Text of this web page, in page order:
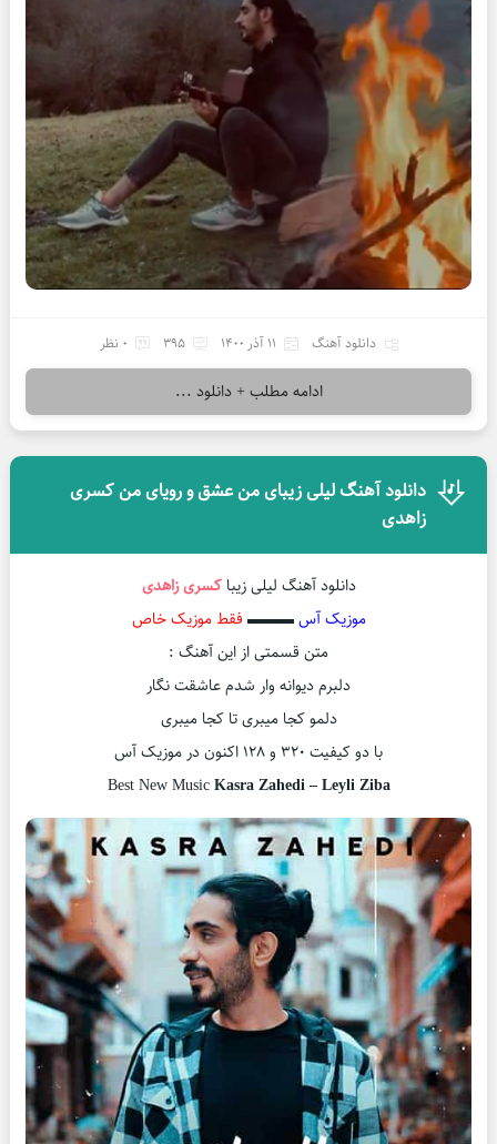
دانلود آهنگ 11 آذر 1400 395 0 نظر
ادامه مطلب + دانلود ...
دانلود آهنگ لیلی زیبای من عشق و رویای من کسری
زاهدی
دانلود آهنگ لیلی زیباکسری زاهدی
موزیک آس▬▬▬ فقط موزیک خاص
متن قسمتی از این آهنگ :
دلبرم دیوانه وار شدم عاشقت نگار
دلمو کجا میبری تا کجا میبری
با دو کیفیت ۳۲۰ و ۱۲۸ اکنون در موزیک آس
Best New MusicKasra Zahedi – Leyli Ziba